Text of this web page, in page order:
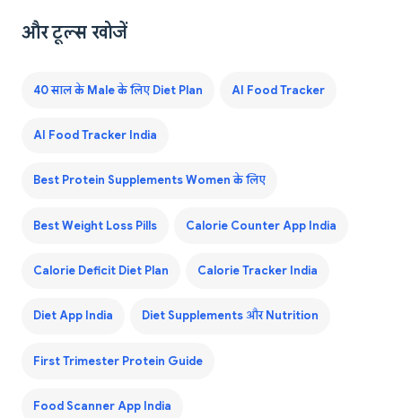
और टूल्स खोजें
40 साल के Male के लिए Diet Plan AI Food Tracker
AI Food Tracker India
Best Protein Supplements Women के लिए
Best Weight Loss Pills Calorie Counter App India
Calorie Deficit Diet Plan Calorie Tracker India
Diet App India Diet Supplements और Nutrition
First Trimester Protein Guide
Food Scanner App India